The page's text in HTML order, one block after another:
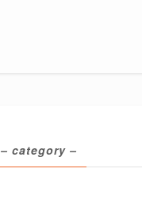
– category –